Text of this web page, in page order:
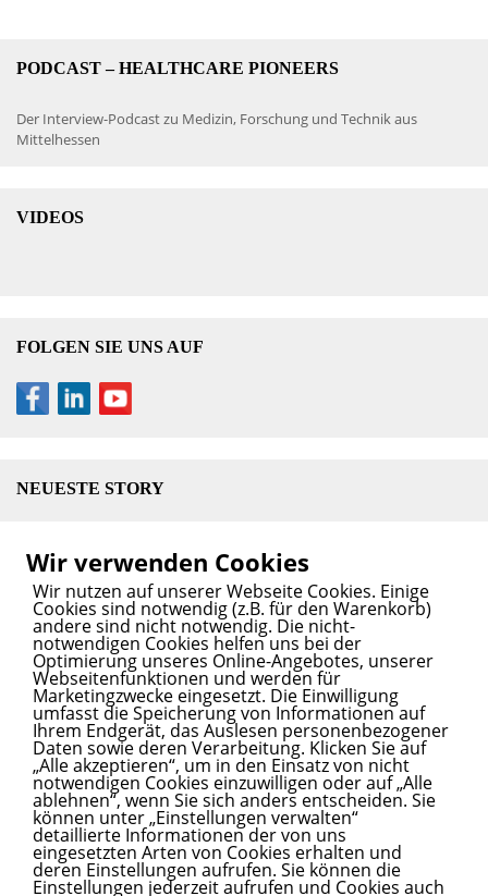
PODCAST – HEALTHCARE PIONEERS
Der Interview-Podcast zu Medizin, Forschung und Technik aus
Mittelhessen
VIDEOS
FOLGEN SIE UNS AUF
NEUESTE STORY
klimafeste und nachhaltige Landwirtschaft
2025
SPANNENDE STORY? INNOVATIVER SERVICE?
Wir bringen Ihren Content auf den Blog.
KontaktierenSie uns.
INITIATOREN UND PARTNER
Healthcare Mittelhessenlebt durch dieInitiatoren und
Wir verwenden Cookies
Wir nutzen auf unserer Webseite Cookies. Einige
Cookies sind notwendig (z.B. für den Warenkorb)
andere sind nicht notwendig. Die nicht-
notwendigen Cookies helfen uns bei der
Optimierung unseres Online-Angebotes, unserer
Webseitenfunktionen und werden für
Marketingzwecke eingesetzt. Die Einwilligung
umfasst die Speicherung von Informationen auf
Ihrem Endgerät, das Auslesen personenbezogener
Daten sowie deren Verarbeitung. Klicken Sie auf
„Alle akzeptieren“, um in den Einsatz von nicht
notwendigen Cookies einzuwilligen oder auf „Alle
ablehnen“, wenn Sie sich anders entscheiden. Sie
können unter „Einstellungen verwalten“
detaillierte Informationen der von uns
eingesetzten Arten von Cookies erhalten und
deren Einstellungen aufrufen. Sie können die
Einstellungen jederzeit aufrufen und Cookies auch